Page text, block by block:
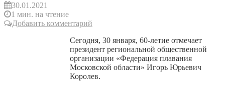
30.01.2021
1 мин. на чтение
Добавить комментарий
Сегодня, 30 января, 60-летие отмечает
президент региональной общественной
организации «Федерация плавания
Московской области» Игорь Юрьевич
Королев.